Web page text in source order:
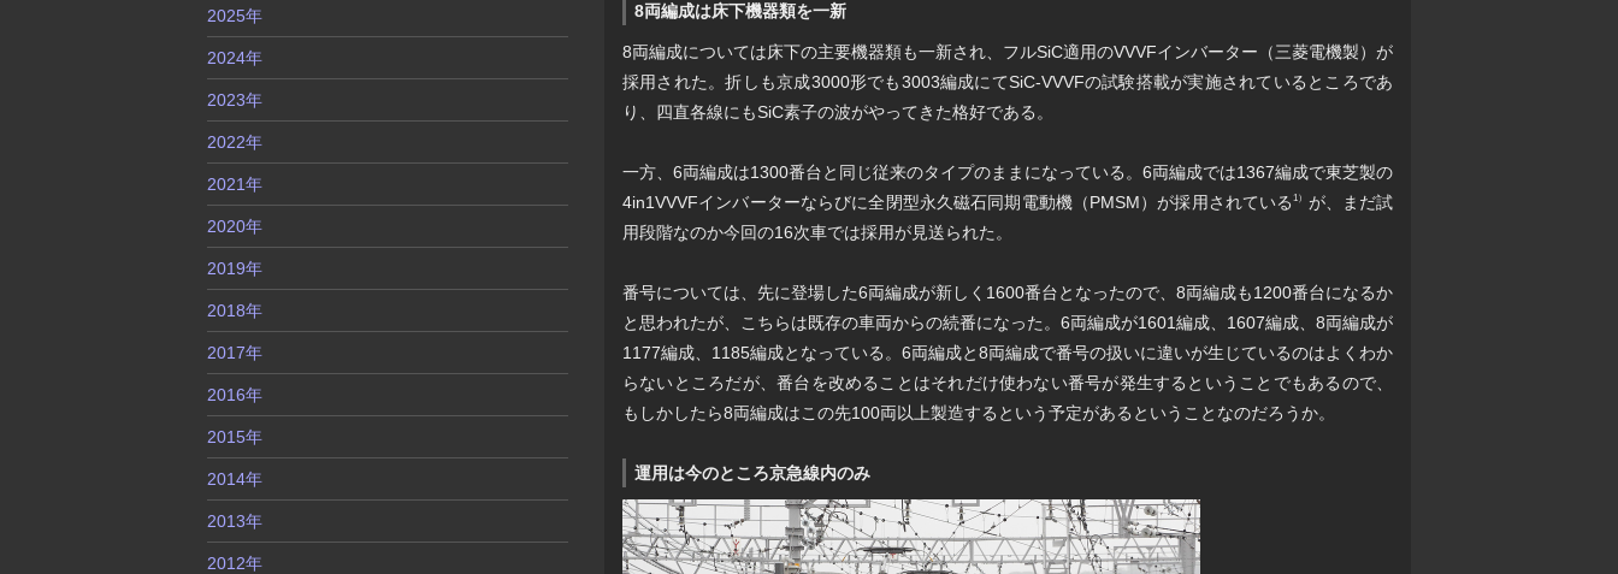
8両編成は床下機器類を一新
8両編成については床下の主要機器類も一新され、フルSiC適用のVVVFインバーター（三菱電機製）が
採用された。折しも京成3000形でも3003編成にてSiC-VVVFの試験搭載が実施されているところであ
り、四直各線にもSiC素子の波がやってきた格好である。
一方、6両編成は1300番台と同じ従来のタイプのままになっている。6両編成では1367編成で東芝製の
4in1VVVFインバーターならびに全閉型永久磁石同期電動機（PMSM）が採用されている1） が、まだ試
用段階なのか今回の16次車では採用が見送られた。
番号については、先に登場した6両編成が新しく1600番台となったので、8両編成も1200番台になるか
と思われたが、こちらは既存の車両からの続番になった。6両編成が1601編成、1607編成、8両編成が
1177編成、1185編成となっている。6両編成と8両編成で番号の扱いに違いが生じているのはよくわか
らないところだが、番台を改めることはそれだけ使わない番号が発生するということでもあるので、
もしかしたら8両編成はこの先100両以上製造するという予定があるということなのだろうか。
運用は今のところ京急線内のみ
2025年
2024年
2023年
2022年
2021年
2020年
2019年
2018年
2017年
2016年
2015年
2014年
2013年
2012年